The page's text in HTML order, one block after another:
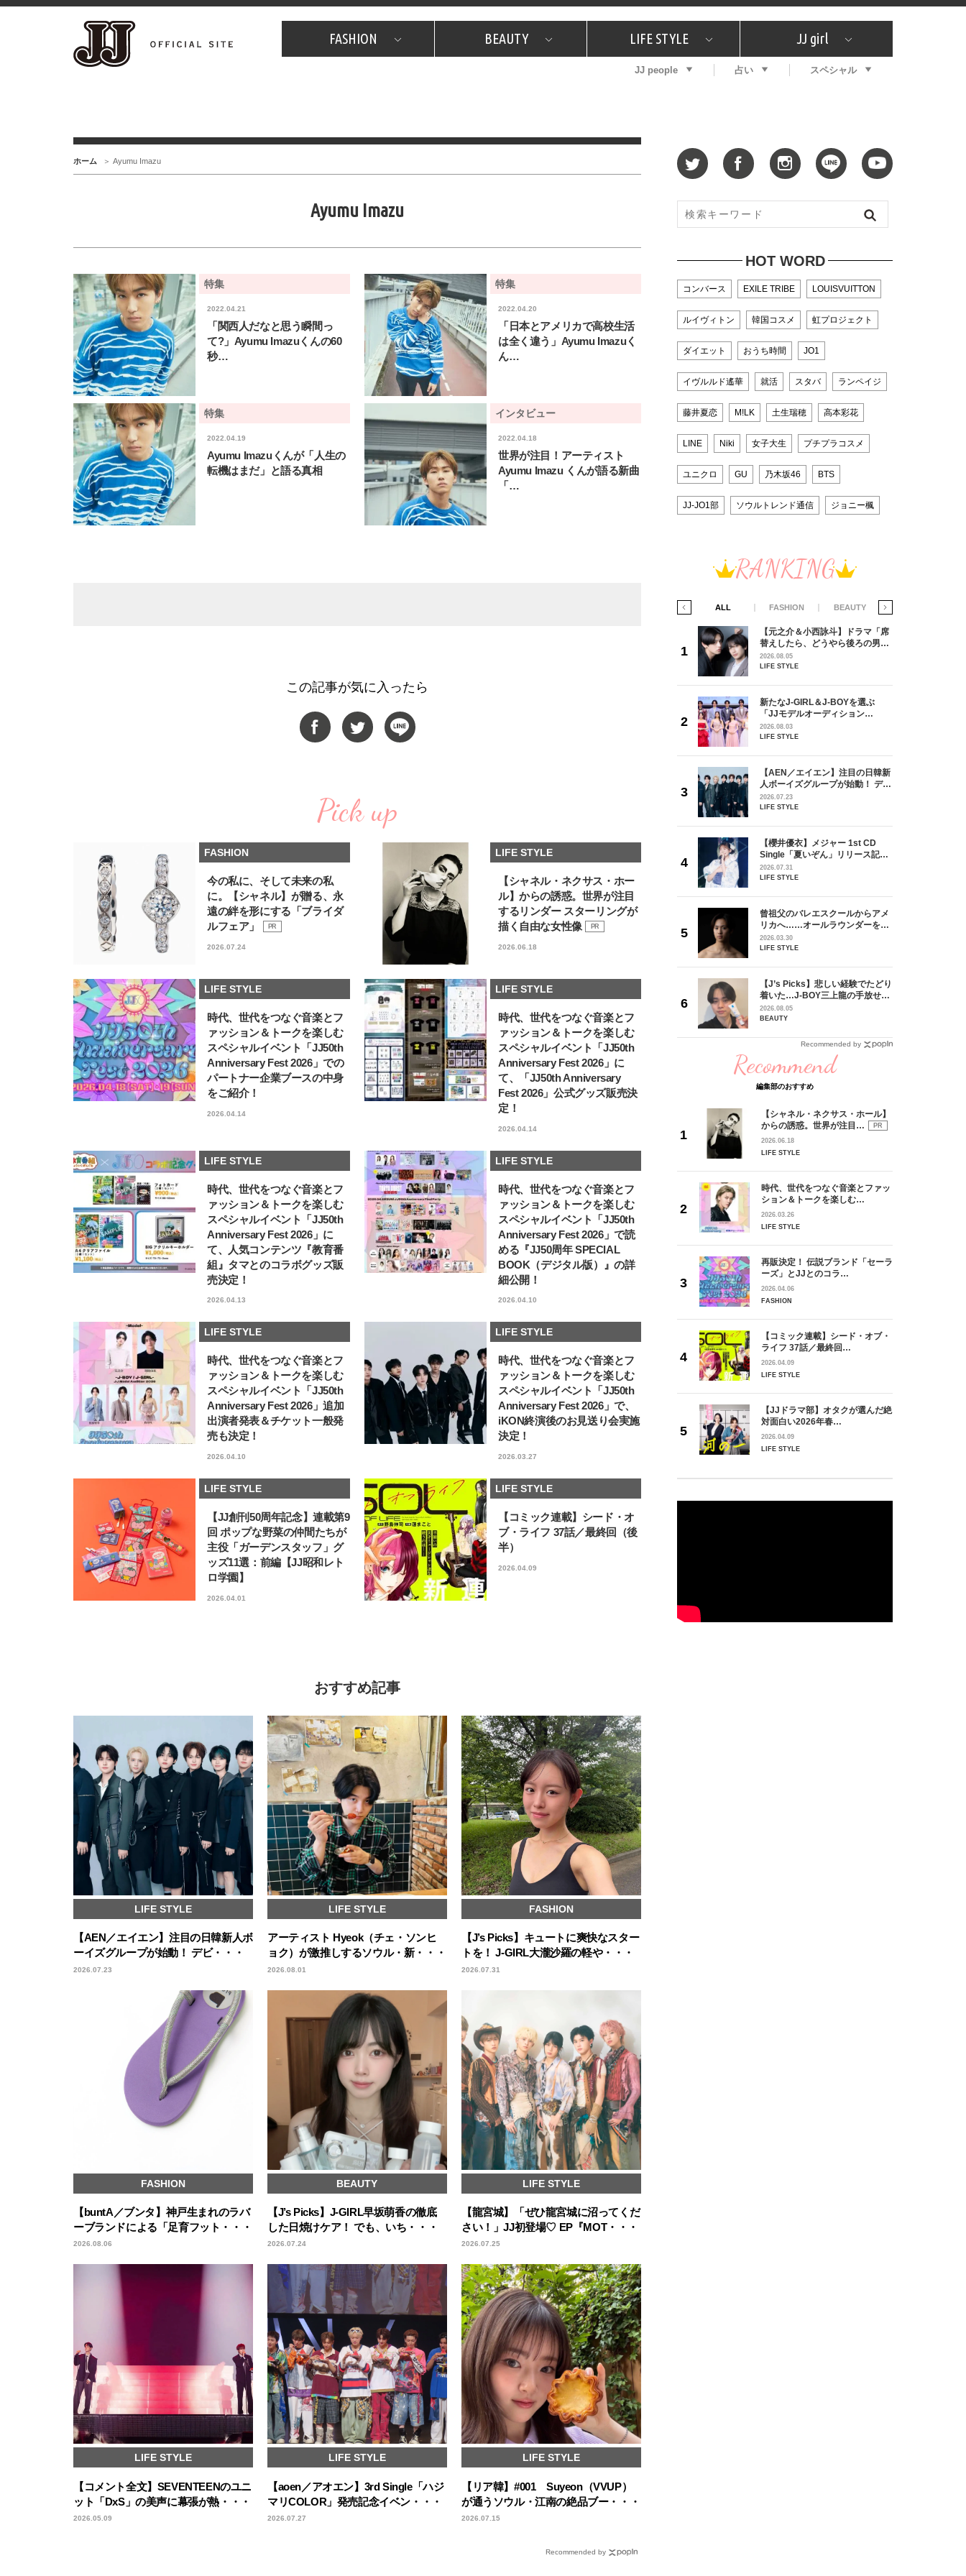
FASHION
JJスタッフの"それどこの"？ プチプラ プレゼント
BEAUTY
コスメ全部試してみた What's NEW？ 特集
LIFE STYLE
JJグルメガイド エンタメ プレゼント
恋愛
JJ girl
特集 おしゃラン！
JJ people 占い スペシャル
ホーム Ayumu Imazu
Ayumu Imazu
特集
2022.04.21
「関西人だなと思う瞬間っ
て?」Ayumu Imazuくんの60
秒…
特集
2022.04.20
「日本とアメリカで高校生活
は全く違う」Ayumu Imazuく
ん…
特集
2022.04.19
Ayumu Imazuくんが「人生の
転機はまだ」と語る真相
インタビュー
2022.04.18
世界が注目！アーティスト
Ayumu Imazu くんが語る新曲
「…
この記事が気に入ったら
Pick up
FASHION
今の私に、そして未来の私
に。【シャネル】が贈る、永
遠の絆を形にする「ブライダ
ルフェア」
PR
2026.07.24
LIFE STYLE
【シャネル・ネクサス・ホー
ル】からの誘惑。世界が注目
するリンダー スターリングが
描く自由な女性像
PR
2026.06.18
LIFE STYLE
時代、世代をつなぐ音楽とフ
ァッション＆トークを楽しむ
スペシャルイベント「JJ50th
Anniversary Fest 2026」での
パートナー企業ブースの中身
をご紹介！
2026.04.14
LIFE STYLE
時代、世代をつなぐ音楽とフ
ァッション＆トークを楽しむ
スペシャルイベント「JJ50th
Anniversary Fest 2026」に
て、「JJ50th Anniversary
Fest 2026」公式グッズ販売決
定！
2026.04.14
LIFE STYLE
時代、世代をつなぐ音楽とフ
ァッション＆トークを楽しむ
スペシャルイベント「JJ50th
Anniversary Fest 2026」に
て、人気コンテンツ『教育番
組』タマとのコラボグッズ販
売決定！
2026.04.13
LIFE STYLE
時代、世代をつなぐ音楽とフ
ァッション＆トークを楽しむ
スペシャルイベント「JJ50th
Anniversary Fest 2026」で読
める『JJ50周年 SPECIAL
BOOK（デジタル版）』の詳
細公開！
2026.04.10
LIFE STYLE
時代、世代をつなぐ音楽とフ
ァッション＆トークを楽しむ
スペシャルイベント「JJ50th
Anniversary Fest 2026」追加
出演者発表＆チケット一般発
売も決定！
2026.04.10
LIFE STYLE
時代、世代をつなぐ音楽とフ
ァッション＆トークを楽しむ
スペシャルイベント「JJ50th
Anniversary Fest 2026」で、
iKON終演後のお見送り会実施
決定！
2026.03.27
LIFE STYLE
【JJ創刊50周年記念】連載第9
回 ポップな野菜の仲間たちが
主役「ガーデンスタッフ」グ
ッズ11選：前編【JJ昭和レト
ロ学園】
2026.04.01
LIFE STYLE
【コミック連載】シード・オ
ブ・ライフ 37話／最終回（後
半）
2026.04.09
おすすめ記事
LIFE STYLE
【AEN／エイエン】注目の日韓新人ボ
ーイズグループが始動！ デビ・・・
2026.07.23
LIFE STYLE
アーティスト Hyeok（チェ・ソンヒ
ョク）が激推しするソウル・新・・・
2026.08.01
FASHION
【J’s Picks】キュートに爽快なスター
トを！ J-GIRL大瀧沙羅の軽や・・・
2026.07.31
FASHION
【buntA／ブンタ】神戸生まれのラバ
ーブランドによる「足育フット・・・
2026.08.06
BEAUTY
【J’s Picks】J-GIRL早坂萌香の徹底
した日焼けケア！ でも、いち・・・
2026.07.24
LIFE STYLE
【龍宮城】「ぜひ龍宮城に沼ってくだ
さい！」JJ初登場♡ EP『MOT・・・
2026.07.25
LIFE STYLE
【コメント全文】SEVENTEENのユニ
ット「DxS」の美声に幕張が熱・・・
2026.05.09
LIFE STYLE
【aoen／アオエン】3rd Single「ハジ
マリCOLOR」発売記念イベン・・・
2026.07.27
LIFE STYLE
【リア韓】#001 Suyeon（VVUP）
が通うソウル・江南の絶品ブー・・・
2026.07.15
Recommended by
HOT WORD
コンバース EXILE TRIBE LOUISVUITTON
ルイヴィトン 韓国コスメ 虹プロジェクト
ダイエット おうち時間 JO1
イヴルルド遙華 就活 スタバ ランペイジ
藤井夏恋 M!LK 土生瑞穂 高本彩花
LINE Niki 女子大生 プチプラコスメ
ユニクロ GU 乃木坂46 BTS
JJ-JO1部 ソウルトレンド通信 ジョニー楓
RANKING
ALL FASHION BEAUTY
て？】自称“コスメオタク見習
い”のポーチの中身、拝見しま
す！
2026.01.30
BEAUTY
コスメをCHECK
2025.12.16
BEAUTY
【J’s Picks】J-GIRL早坂萌香の
徹底した日焼けケア！ でも、いち
ばん大切なのは…〈ビューティ＆
ファッション夏の必需品〉
BEAUTY
【JJ専属モデルの素顔】ツヤと輝
きを放つ美肌を生み出す松川 星の
愛用スキンケア
【J’s Picks】J-BOY中田凌多
は“汗と暑さ”に悩める仕事終わり
もスマートに〈ビューティ＆ファ
ッション夏の必需品〉
BEAUTY
【櫻井優衣】メジャー 1st CD
Single「夏いぞん」リリース記念
高の夏時間”
LIFE STYLE
曾祖父のバレエスクールからアメ
リカへ……オールラウンダーを目
【JJ創刊50周年／歴代専属モデ
ル】藤原紀香が50周年キービジュ
れていたモデルさんの世界に飛び
込めたのも、このJJがきっかけで
した」
LIFE STYLE
【元之介＆小西詠斗】ドラマ「席
替えしたら、どうやら後ろの男が
どうやら俺のこと好きらしい」放
送記念インタビュー♡ 「自然と詠
2026.08.05
LIFE STYLE
新たなJ-GIRL＆J-BOYを選ぶ
「JJモデルオーディション
2027」が募集開始！ 予選ブロッ
クは候補生の“魅力”を重視した
2026.08.03
LIFE STYLE
【AEN／エイエン】注目の日韓新
人ボーイズグループが始動！ デビ
ュー目前のフレッシュな面々を独
占インタビュー。7人の魅力に迫
2026.07.23
LIFE STYLE
【櫻井優衣】メジャー 1st CD
Single「夏いぞん」リリース記念
イベント♡ ファンと過ごした“最
高の夏時間”
2026.07.31
LIFE STYLE
曾祖父のバレエスクールからアメ
リカへ……オールラウンダーを目
指すダンサーは踊ることが好きす
ぎる【王子様の推しドコロ】
2026.03.30
LIFE STYLE
【J’s Picks】悲しい経験でたどり
着いた…J-BOY三上龍の手放せな
い“オールインワン”アイテム〈ビ
ューティ＆ファッション夏の必需
2026.08.05
BEAUTY
Recommended by
Recommend
編集部のおすすめ
【シャネル・ネクサス・ホール】
からの誘惑。世界が注目…
PR
2026.06.18
LIFE STYLE
時代、世代をつなぐ音楽とファッ
ション＆トークを楽しむ…
2026.03.26
LIFE STYLE
再販決定！ 伝説ブランド「セーラ
ーズ」とJJとのコラ…
2026.04.06
FASHION
【コミック連載】シード・オブ・
ライフ 37話／最終回…
2026.04.09
LIFE STYLE
【JJドラマ部】オタクが選んだ絶
対面白い2026年春…
2026.04.09
LIFE STYLE